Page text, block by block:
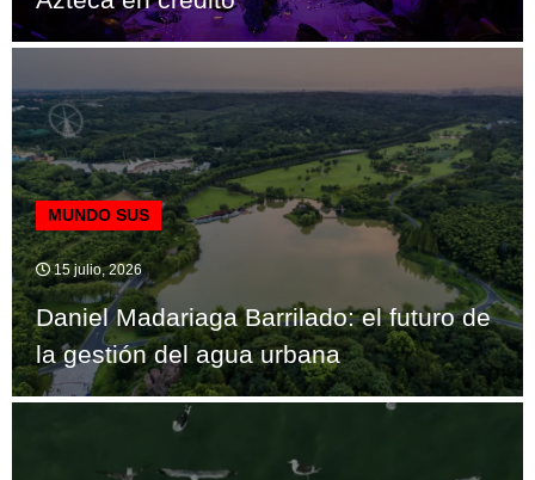
MUNDO SUS
15 julio, 2026
Daniel Madariaga Barrilado: el futuro de
la gestión del agua urbana